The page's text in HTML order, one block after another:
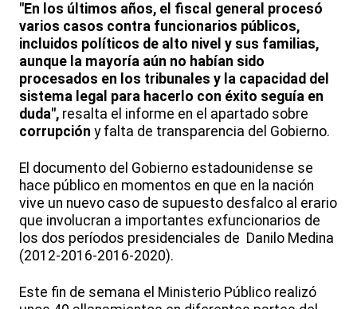
"En los últimos años, el fiscal general procesó
varios casos contra funcionarios públicos,
incluidos políticos de alto nivel y sus familias,
aunque la mayoría aún no habían sido
procesados en los tribunales y la capacidad del
sistema legal para hacerlo con éxito seguía en
duda", resalta el informe en el apartado sobre
corrupción y falta de transparencia del Gobierno.
El documento del Gobierno estadounidense se
hace público en momentos en que en la nación
vive un nuevo caso de supuesto desfalco al erario
que involucran a importantes exfuncionarios de
los dos períodos presidenciales de Danilo Medina
(2012-2016-2016-2020).
Este fin de semana el Ministerio Público realizó